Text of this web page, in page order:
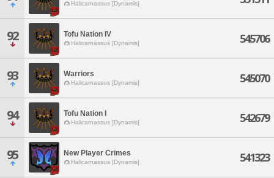
Halicarnassus [Dynamis]
92 Tofu Nation IV
Halicarnassus [Dynamis] 545706
93 Warriors
Halicarnassus [Dynamis] 545070
94 Tofu Nation I
Halicarnassus [Dynamis] 542679
95 New Player Crimes
Halicarnassus [Dynamis] 541323